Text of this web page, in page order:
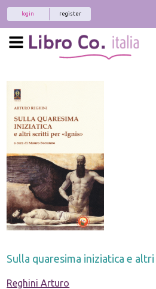
register
login
Sulla quaresima iniziatica e
Reghini Arturo